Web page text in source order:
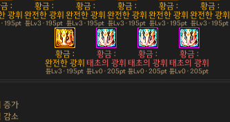
:
광휘
195pt
황금 :
완전한 광휘
튠Lv3 · 195pt
황금 :
완전한 광휘
튠Lv3 · 195pt
황금 :
완전한 광휘
튠Lv3 · 195pt
황금 :
완전한 광휘
튠Lv3 · 195pt
황금 :
완전한 광휘
튠Lv3 · 195pt
황금 :
완전한 광휘
튠Lv3 · 195pt
황금 :
태초의 광휘
튠Lv0 · 205pt
황금 :
태초의 광휘
튠Lv0 · 205pt
황금 :
태초의 광휘
튠Lv0 · 205pt
증가
감소